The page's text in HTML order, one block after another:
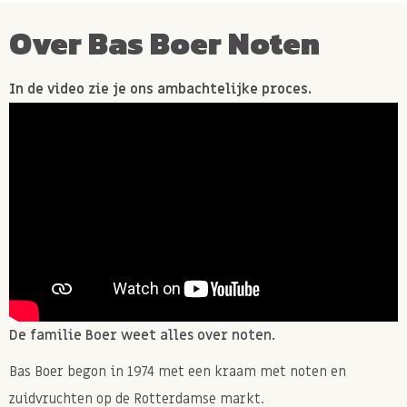
Over Bas Boer Noten
De familie Boer weet alles over noten.
Bas Boer begon in 1974 met een kraam met noten en
zuidvruchten op de Rotterdamse markt.
In de video zie je ons ambachtelijke proces.